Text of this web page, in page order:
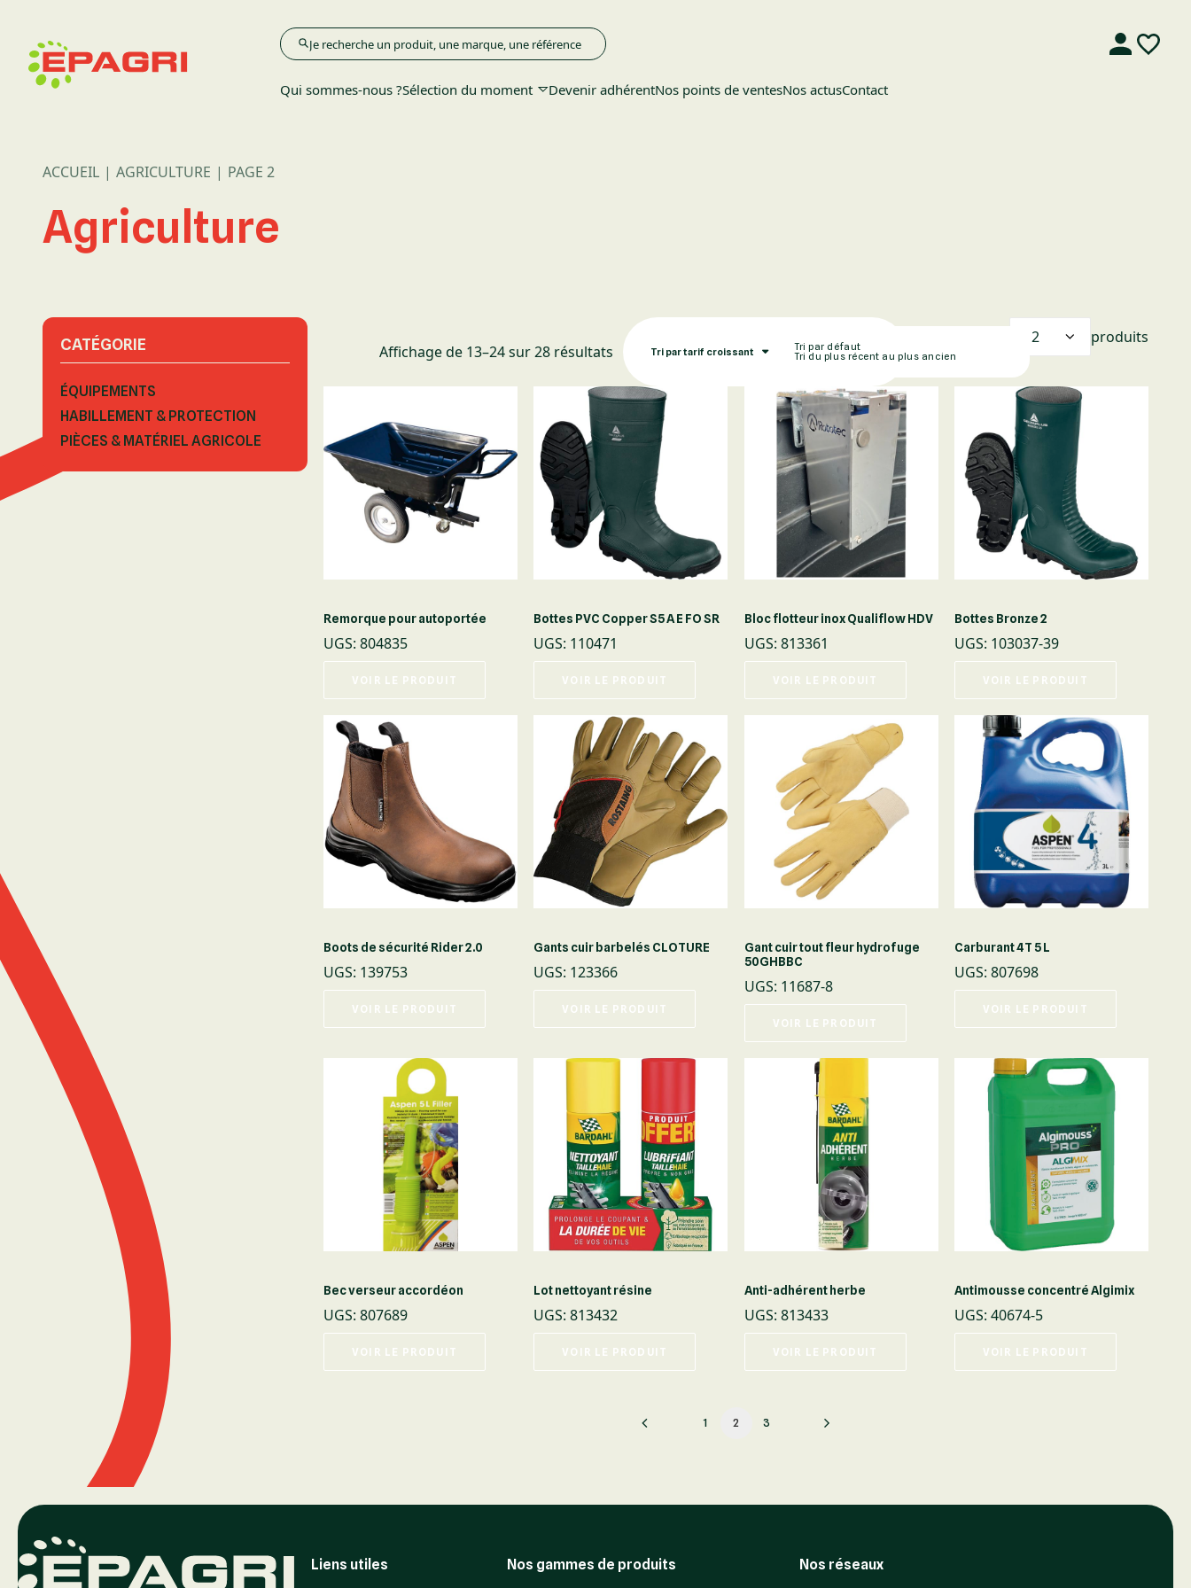
Qui sommes-nous ?Sélection du moment Devenir adhérentNos points de ventesNos actusContact
Agriculture
Élevage
Espace Verts
ACCUEIL AGRICULTURE PAGE 2
Agriculture
CATÉGORIE
ÉQUIPEMENTS
HABILLEMENT & PROTECTION
PIÈCES & MATÉRIEL AGRICOLE
produits
Tri par tarif croissant Tri par défaut
Tri du plus récent au plus ancien
Affichage de 13–24 sur 28 résultats Trié par prix croissant
Remorque pour autoportée
UGS: 804835
VOIR LE PRODUIT
Bottes PVC Copper S5 A E FO SR
UGS: 110471
VOIR LE PRODUIT
Bloc flotteur inox Qualiflow HDV
UGS: 813361
VOIR LE PRODUIT
Bottes Bronze 2
UGS: 103037-39
VOIR LE PRODUIT
Boots de sécurité Rider 2.0
UGS: 139753
VOIR LE PRODUIT
Gants cuir barbelés CLOTURE
UGS: 123366
VOIR LE PRODUIT
Gant cuir tout fleur hydrofuge
50GHBBC
UGS: 11687-8
VOIR LE PRODUIT
Carburant 4T 5 L
UGS: 807698
VOIR LE PRODUIT
Bec verseur accordéon
UGS: 807689
VOIR LE PRODUIT
Lot nettoyant résine
UGS:813432
VOIR LE PRODUIT
Anti-adhérent herbe
UGS: 813433
VOIR LE PRODUIT
Antimousse concentré Algimix
UGS: 40674-5
VOIR LE PRODUIT
1 2 3
Liens utiles Nos gammes de produits Nos réseaux